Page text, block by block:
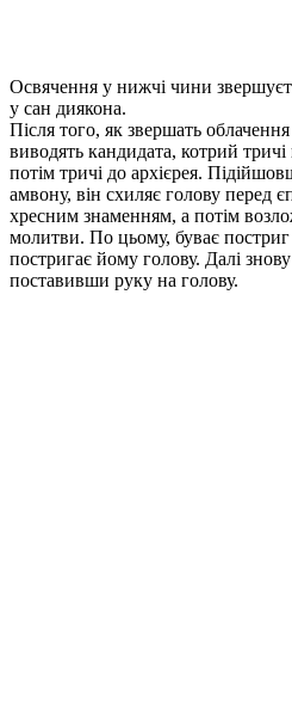
Освячення у нижчі чини
у сан диякона.
Після того, як звершать
виводять кандидата, котрий тричі
потім тричі до архієрея.
амвону, він схиляє голову перед
хресним знаменням, а потім
молитви. По цьому, буває
постригає йому голову. Далі
поставивши руку на голову.